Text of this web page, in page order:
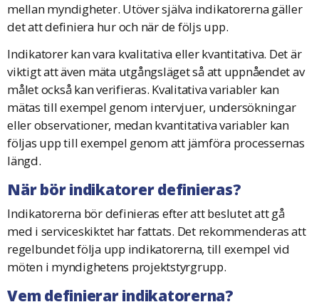
mellan myndigheter. Utöver själva indikatorerna gäller
det att definiera hur och när de följs upp.
Indikatorer kan vara kvalitativa eller kvantitativa. Det är
viktigt att även mäta utgångsläget så att uppnåendet av
målet också kan verifieras. Kvalitativa variabler kan
mätas till exempel genom intervjuer, undersökningar
eller observationer, medan kvantitativa variabler kan
följas upp till exempel genom att jämföra processernas
längd.
När bör indikatorer definieras?
Indikatorerna bör definieras efter att beslutet att gå
med i serviceskiktet har fattats. Det rekommenderas att
regelbundet följa upp indikatorerna, till exempel vid
möten i myndighetens projektstyrgrupp.
Vem definierar indikatorerna?